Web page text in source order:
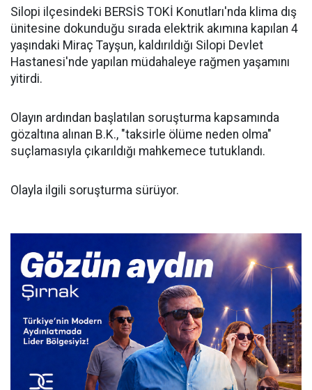
Silopi ilçesindeki BERSİS TOKİ Konutları'nda klima dış
ünitesine dokunduğu sırada elektrik akımına kapılan 4
yaşındaki Miraç Tayşun, kaldırıldığı Silopi Devlet
Hastanesi'nde yapılan müdahaleye rağmen yaşamını
yitirdi.
Olayın ardından başlatılan soruşturma kapsamında
gözaltına alınan B.K., "taksirle ölüme neden olma"
suçlamasıyla çıkarıldığı mahkemece tutuklandı.
Olayla ilgili soruşturma sürüyor.